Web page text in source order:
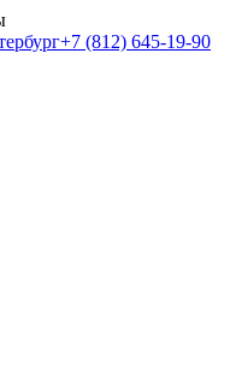
+7 (812) 645-19-90